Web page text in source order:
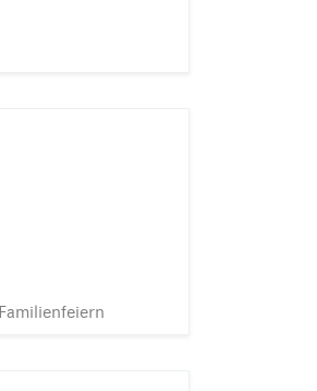
Familienfeiern